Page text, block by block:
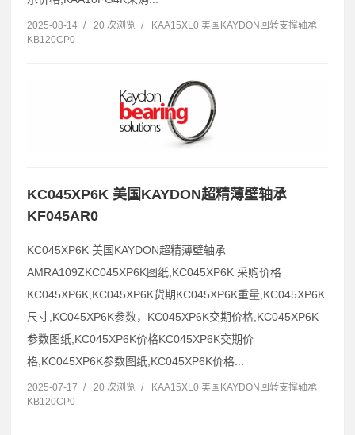
2025-08-14 / 20 次浏览 /
KAA15XL0 美国KAYDON回转支撑轴承
KB120CP0
KC045XP6K 美国KAYDON超精薄壁轴承
KF045AR0
KC045XP6K 美国KAYDON超精薄壁轴承
AMRA109ZKC045XP6K图纸,KC045XP6K 采购价格
KC045XP6K,KC045XP6K货期KC045XP6K重量,KC045XP6K
尺寸,KC045XP6K参数，KC045XP6K交期价格,KC045XP6K
参数图纸,KC045XP6K价格KC045XP6K交期价
格,KC045XP6K参数图纸,KC045XP6K价格...
2025-07-17 / 20 次浏览 /
KAA15XL0 美国KAYDON回转支撑轴承
KB120CP0